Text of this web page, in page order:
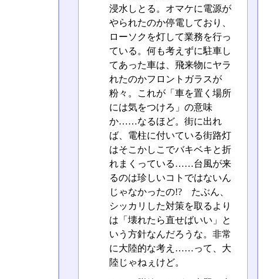
浸水しとる。オマケに電源が
やられたのか停電しており、
ローソクを灯して業務を行っ
ている。何も考えずに駐車し
てあった車は、飛来物にヤラ
れたのかフロントガラスが
粉々。これが「車を置く場所
には気をつけろ」の意味
か……なるほど。街に出れ
ば、電柱に付いている街路灯
はそこかしこでバキベキと折
れまくっている……台風が来
るのは珍しいコトではないん
じゃなかったの!? たぶん、
シッカリした対策を取るより
は「壊れたら直せばいい」と
いう方針なんだろうな。非常
に大陸的な考え……って、大
陸じゃねぇけど。